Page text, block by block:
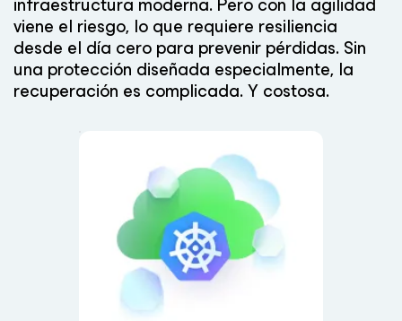
viene el riesgo, lo que requiere resiliencia
desde el día cero para prevenir pérdidas. Sin
una protección diseñada especialmente, la
recuperación es complicada. Y costosa.